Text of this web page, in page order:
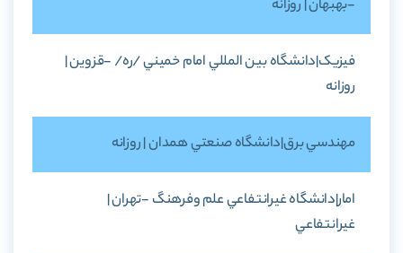
-بهبهان | روزانه
فيزيک|دانشگاه بين المللي امام خميني /ره/ -قزوين |
روزانه
مهندسي برق|دانشگاه صنعتي همدان | روزانه
امار|دانشگاه غيرانتفاعي علم وفرهنگ -تهران |
غيرانتفاعي